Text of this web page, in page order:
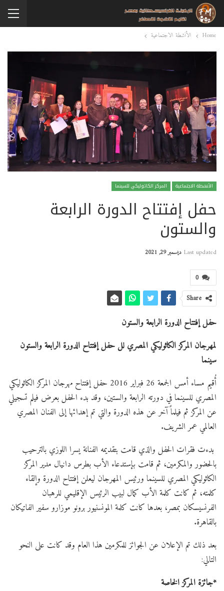
Home الأنشطة الاجتماعية
الأنشطة الاجتماعية المركز الكاثوليكي للسينما
حفل إفتتاح الدورة الرابعة
والستون
Last updated ديسمبر 29, 2021
0
Share
حفل إفتتاح الدورة الرابعة والستون
لمهرجان المركز الكاثوليكي المصري لل حفل إفتتاح الدورة الرابعة والستون
سينما
أُقيم مساء أمس الجمعة 26 فبراير 2016 حفل إفتتاح مهرجان المركز الكاثوليكي
المصري للسينما في دورته الرابعة والستين، وقد بدء الحفل بعرض فيلم تسجيلي
عن المركز ثم فيلماً آخر عن هذه الدورة والتي تم إهدائها إلى الفنان المصري
العالمي عمر الشريف.
بدءت فقرات الحفل والذي قامت بتقديمه الفنانة يسرا اللوزي بالترحيب
بالحضور والمكرمين، ثم قامت بإستدعاء الأب بطرس دانيال مدير المركز
الكاثوليكي المصري للسينما ورئيس المهرجان ليعلن إفتتاح الدورة وإلقاء
كلمته، ثم كانت كلمة الأب كمال لبيب الرئيس الإقليمي للرهبان
الفرنسيسكان بمصر، بعدها كانت كلمة المونسنيور برونو موزارو سفير الفاتيكان
بالقاهرة.
بعد ذلك تم الإعلان عن الجوائز للمكرمين هذا العام وقد كانت على النحو
التالي:
*جائزة المركز الخاصة